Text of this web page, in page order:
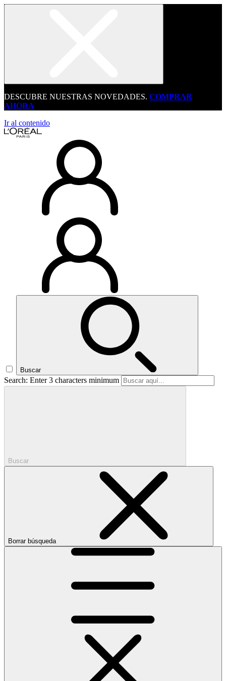
DESCUBRE NUESTRAS NOVEDADES. COMPRAR
AHORA
Ir al contenido
Buscar
Search: Enter 3 characters minimum
Buscar
Borrar búsqueda